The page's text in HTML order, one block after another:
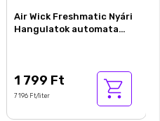
Air Wick Freshmatic Nyári
Hangulatok automata
1 799 Ft
7 196 Ft/liter